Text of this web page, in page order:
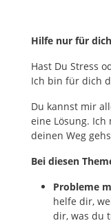
Hilfe nur für
Hast Du Stress
Ich bin für dich
Du kannst mir
eine Lösung.
deinen Weg
Bei diesen
Probleme
helfe dir,
dir, was du